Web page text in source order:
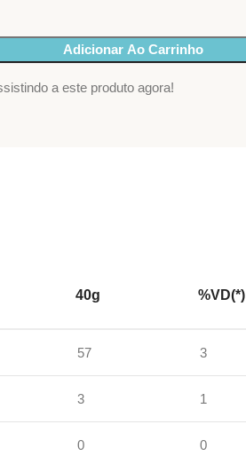
Adicionar Ao Carrinho
a este produto agora!
40g %VD(*)
57 3
3 1
0 0